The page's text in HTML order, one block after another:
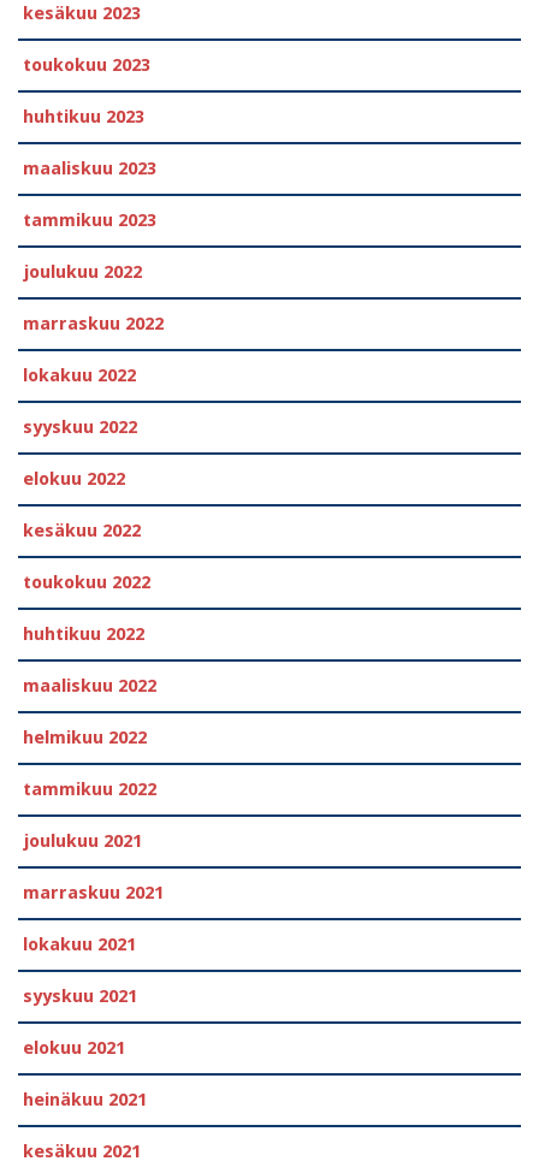
kesäkuu 2023
toukokuu 2023
huhtikuu 2023
maaliskuu 2023
tammikuu 2023
joulukuu 2022
marraskuu 2022
lokakuu 2022
syyskuu 2022
elokuu 2022
kesäkuu 2022
toukokuu 2022
huhtikuu 2022
maaliskuu 2022
helmikuu 2022
tammikuu 2022
joulukuu 2021
marraskuu 2021
lokakuu 2021
syyskuu 2021
elokuu 2021
heinäkuu 2021
kesäkuu 2021